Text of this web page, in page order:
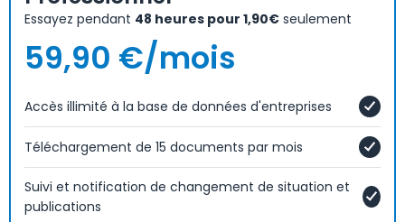
Essayez pendant 48 heures pour 1,90€ seulement
59,90 €/mois
Accès illimité à la base de données d'entreprises
Téléchargement de 15 documents par mois
Suivi et notification de changement de situation et
publications